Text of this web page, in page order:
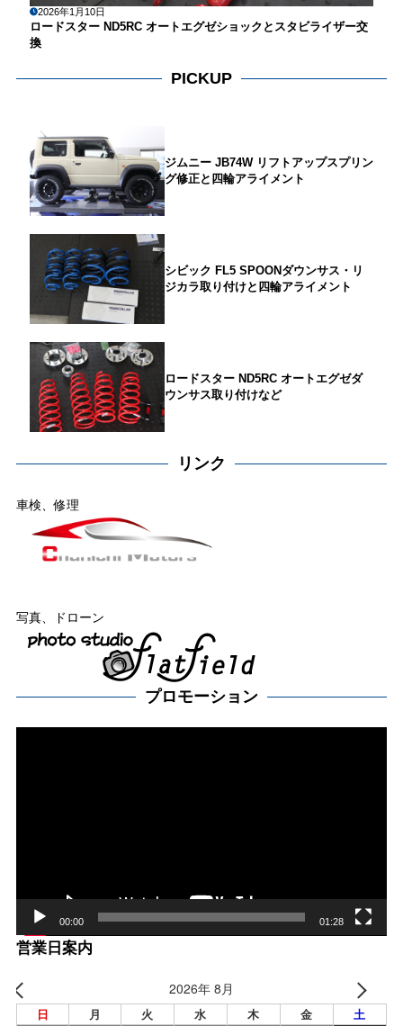
2026年1月10日
ロードスター ND5RC オートエグゼショックとスタビライザー交
換
PICKUP
ジムニー JB74W リフトアップスプリン
グ修正と四輪アライメント
シビック FL5 SPOONダウンサス・リ
ジカラ取り付けと四輪アライメント
ロードスター ND5RC オートエグゼダ
ウンサス取り付けなど
リンク
車検、修理
写真、ドローン
プロモーション
00:00 01:28
営業日案内
2026年 8月
日 月 火 水 木 金 土